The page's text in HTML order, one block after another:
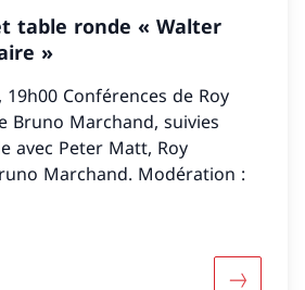
table ronde « Walter
»
Conférences de Roy
Bruno Marchand, suivies
avec Peter Matt, Roy
Marchand. Modération :